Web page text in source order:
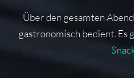
Über den gesamten
gastronomisch bedient. Es